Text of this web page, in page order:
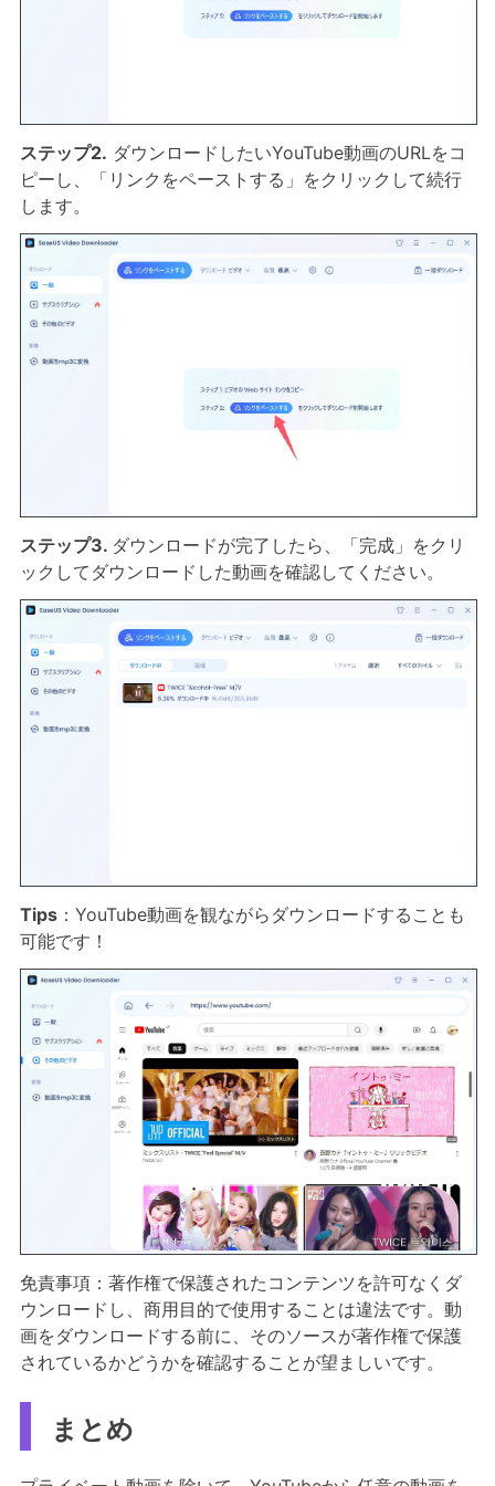
ステップ2. ダウンロードしたいYouTube動画のURLをコ
ピーし、「リンクをペーストする」をクリックして続行
します。
ステップ3. ダウンロードが完了したら、「完成」をクリ
ックしてダウンロードした動画を確認してください。
Tips：YouTube動画を観ながらダウンロードすることも
可能です！
免責事項：著作権で保護されたコンテンツを許可なくダ
ウンロードし、商用目的で使用することは違法です。動
画をダウンロードする前に、そのソースが著作権で保護
されているかどうかを確認することが望ましいです。
まとめ